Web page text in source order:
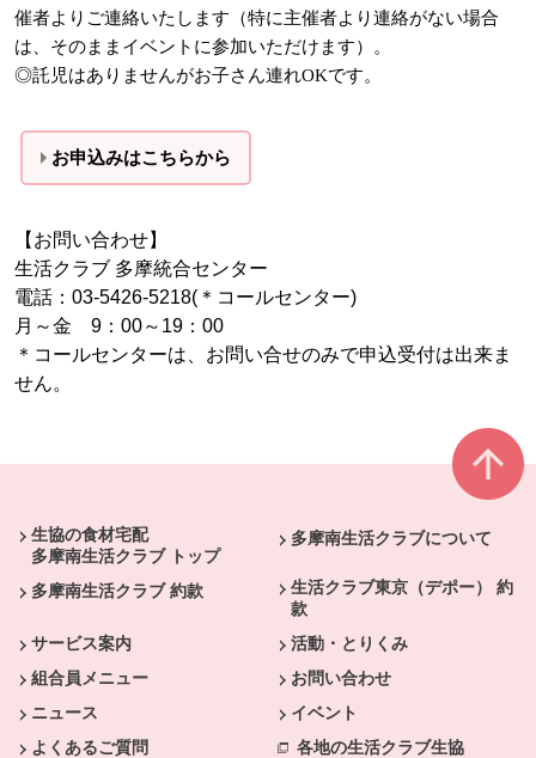
催者よりご連絡いたします（特に主催者より連絡がない場合
は、そのままイベントに参加いただけます）。
◎託児はありませんがお子さん連れOKです。
お申込みはこちらから
【お問い合わせ】
生活クラブ 多摩統合センター
電話：03-5426-5218(＊コールセンター)
月～金 9：00～19：00
＊コールセンターは、お問い合せのみで申込受付は出来ま
せん。
生協の食材宅配
多摩南生活クラブ トップ
多摩南生活クラブについて
多摩南生活クラブ 約款
生活クラブ東京（デポー） 約
款
サービス案内
活動・とりくみ
組合員メニュー
お問い合わせ
ニュース
イベント
よくあるご質問
各地の生活クラブ生協